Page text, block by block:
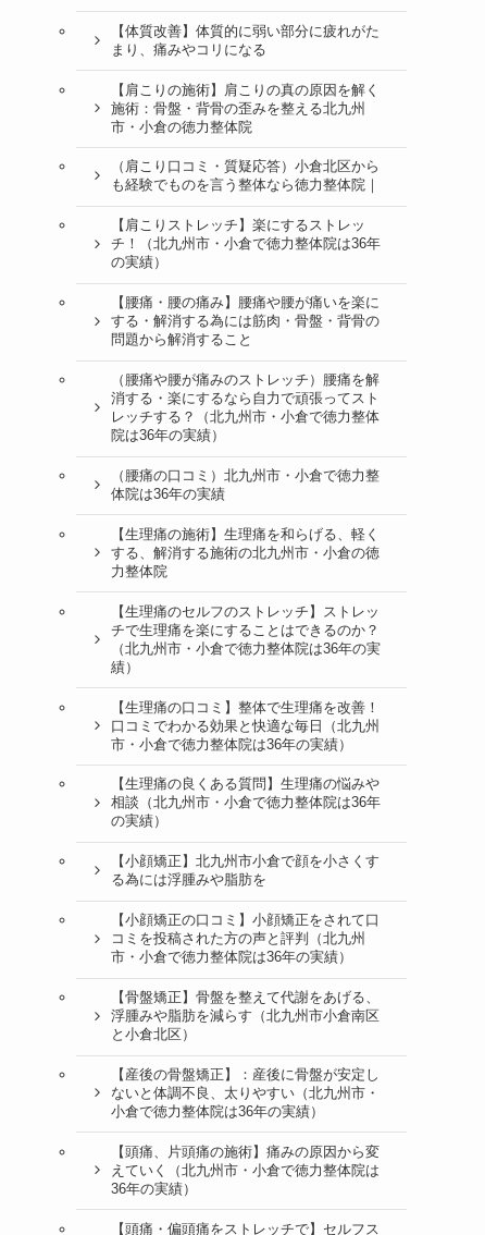
【体質改善】体質的に弱い部分に疲れがた
まり、痛みやコリになる
【肩こりの施術】肩こりの真の原因を解く
施術：骨盤・背骨の歪みを整える北九州
市・小倉の徳力整体院
（肩こり口コミ・質疑応答）小倉北区から
も経験でものを言う整体なら徳力整体院｜
【肩こりストレッチ】楽にするストレッ
チ！（北九州市・小倉で徳力整体院は36年
の実績）
【腰痛・腰の痛み】腰痛や腰が痛いを楽に
する・解消する為には筋肉・骨盤・背骨の
問題から解消すること
（腰痛や腰が痛みのストレッチ）腰痛を解
消する・楽にするなら自力で頑張ってスト
レッチする？（北九州市・小倉で徳力整体
院は36年の実績）
（腰痛の口コミ）北九州市・小倉で徳力整
体院は36年の実績
【生理痛の施術】生理痛を和らげる、軽く
する、解消する施術の北九州市・小倉の徳
力整体院
【生理痛のセルフのストレッチ】ストレッ
チで生理痛を楽にすることはできるのか？
（北九州市・小倉で徳力整体院は36年の実
績）
【生理痛の口コミ】整体で生理痛を改善！
口コミでわかる効果と快適な毎日（北九州
市・小倉で徳力整体院は36年の実績）
【生理痛の良くある質問】生理痛の悩みや
相談（北九州市・小倉で徳力整体院は36年
の実績）
【小顔矯正】北九州市小倉で顔を小さくす
る為には浮腫みや脂肪を
【小顔矯正の口コミ】小顔矯正をされて口
コミを投稿された方の声と評判（北九州
市・小倉で徳力整体院は36年の実績）
【骨盤矯正】骨盤を整えて代謝をあげる、
浮腫みや脂肪を減らす（北九州市小倉南区
と小倉北区）
【産後の骨盤矯正】：産後に骨盤が安定し
ないと体調不良、太りやすい（北九州市・
小倉で徳力整体院は36年の実績）
【頭痛、片頭痛の施術】痛みの原因から変
えていく（北九州市・小倉で徳力整体院は
36年の実績）
【頭痛・偏頭痛をストレッチで】セルフス